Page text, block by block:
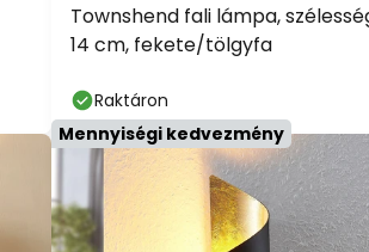
Townshend fali lámpa, szélesség
14 cm, fekete/tölgyfa
Raktáron
Mennyiségi kedvezmény